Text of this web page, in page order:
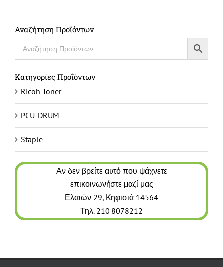
Αναζήτηση Προΐόντων
Κατηγορίες Προΐόντων
Ricoh Toner
PCU-DRUM
Staple
Αν δεν βρείτε αυτό που ψάχνετε
επικοινωνήστε μαζί μας
Ελαιών 29, Κηφισιά 14564
Τηλ. 210 8078212